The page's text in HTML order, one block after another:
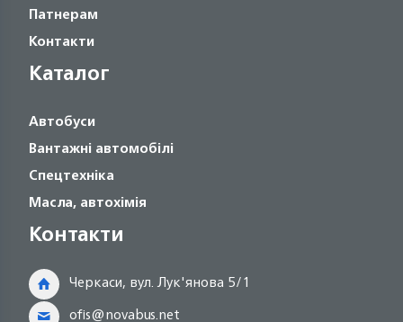
Патнерам
Контакти
Каталог
Автобуси
Вантажні автомобілі
Спецтехніка
Масла, автохімія
Контакти
Черкаси, вул. Лук'янова 5/1
ofis@novabus.net